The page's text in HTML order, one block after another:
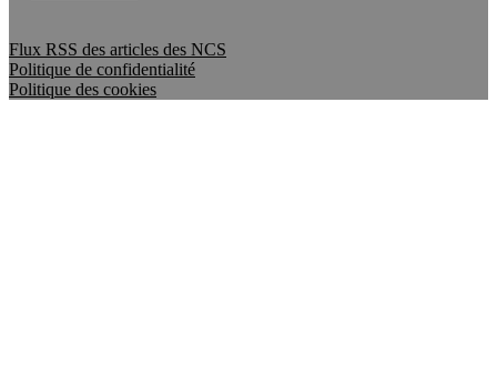
Flux RSS des articles des NCS
Politique de confidentialité
Politique des cookies